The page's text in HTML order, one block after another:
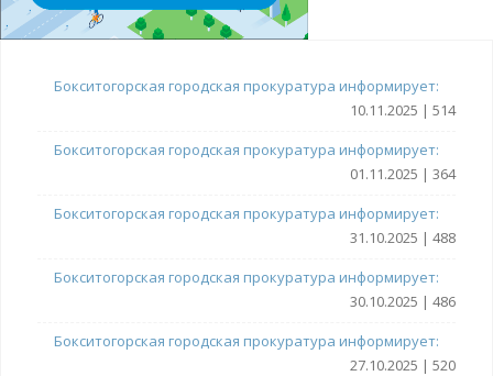
Бокситогорская городская прокуратура информирует:
10.11.2025 | 514
Бокситогорская городская прокуратура информирует:
01.11.2025 | 364
Бокситогорская городская прокуратура информирует:
31.10.2025 | 488
Бокситогорская городская прокуратура информирует:
30.10.2025 | 486
Бокситогорская городская прокуратура информирует:
27.10.2025 | 520